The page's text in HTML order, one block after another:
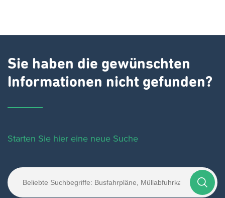
Sie haben die gewünschten
Informationen nicht gefunden?
Starten Sie hier eine neue Suche